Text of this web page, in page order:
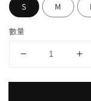
S M
數量